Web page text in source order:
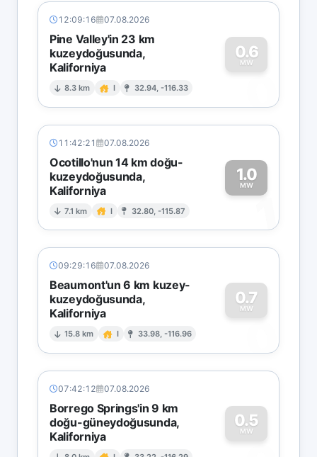
12:09:16 07.08.2026
Pine Valley'in 23 km
kuzeydoğusunda,
Kaliforniya
8.3 km I 32.94, -116.33
0.6
MW
0
11:42:21 07.08.2026
Ocotillo'nun 14 km doğu-
kuzeydoğusunda,
Kaliforniya
7.1 km I 32.80, -115.87
1.0
MW
1
09:29:16 07.08.2026
Beaumont'un 6 km kuzey-
kuzeydoğusunda,
Kaliforniya
15.8 km I 33.98, -116.96
0.7
MW
0
07:42:12 07.08.2026
Borrego Springs'in 9 km
doğu-güneydoğusunda,
Kaliforniya
0.5
MW